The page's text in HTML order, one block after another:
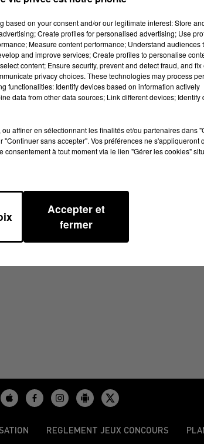
REGLEMENT JEUX CONCOURS
based on your consent and/or our legitimate interest: Store
Create profiles for personalised advertising; Use
Measure content performance; Understand audiences
and improve services; Create profiles to personalise
content; Ensure security, prevent and detect fraud, and fix
privacy choices. These technologies may process
functionalities: Identify devices based on information actively
data from other data sources; Link different devices; Identify
affiner en sélectionnant les finalités et/ou partenaires dans
sans accepter". Vos préférences ne s'appliqueront
à tout moment via le lien "Gérer les cookies"
Accepter et
fermer